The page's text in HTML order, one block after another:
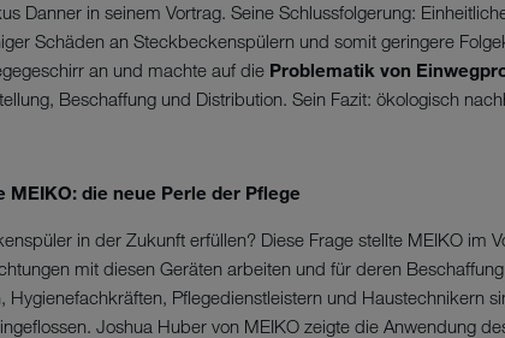
Danner in seinem Vortrag. Seine Schlussfolgerung:
Schäden an Steckbeckenspülern und somit geringere
an und machte auf die Problematik von
Beschaffung und Distribution. Sein Fazit: ökologisch
die neue Perle der Pflege
in der Zukunft erfüllen? Diese Frage stellte MEIKO im
mit diesen Geräten arbeiten und für deren
Pflegedienstleistern und Haustechnikern
Joshua Huber von MEIKO zeigte die Anwendung